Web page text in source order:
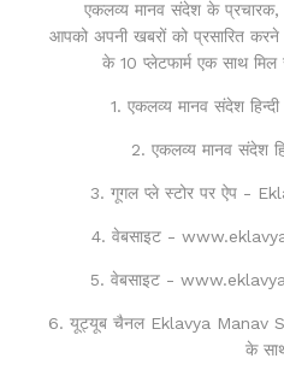
एकलव्य मानव संदेश के प्रचारक,
आपको अपनी खबरों को प्रसारित करने
के 10 प्लेटफार्म एक साथ
1. एकलव्य मानव संदेश हिन्दी
2. एकलव्य मानव संदेश
3. गूगल प्ले स्टोर पर ऐप -
4. वेबसाइट -
5. वेबसाइट -
6. यूट्यूब चैनल Eklavya Manav
के